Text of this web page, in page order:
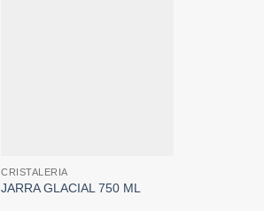
CRISTALERIA
JARRA GLACIAL 750 ML